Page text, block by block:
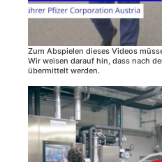
Zum Abspielen dieses Videos
Wir weisen darauf hin, dass nach
übermittelt werden.